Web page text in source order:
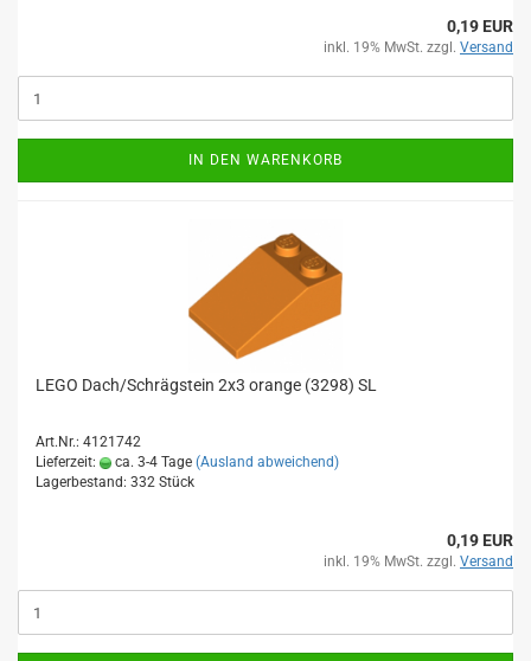
0,19 EUR
inkl. 19% MwSt. zzgl. Versand
IN DEN WARENKORB
LEGO Dach/Schrägstein 2x3 orange (3298) SL
Art.Nr.: 4121742
Lieferzeit:
ca. 3-4 Tage (Ausland abweichend)
Lagerbestand: 332 Stück
0,19 EUR
inkl. 19% MwSt. zzgl. Versand